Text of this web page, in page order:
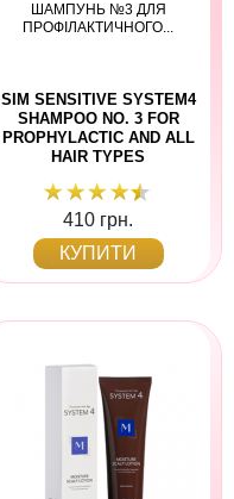
ШАМПУНЬ №3 ДЛЯ
ПРОФІЛАКТИЧНОГО...
SIM SENSITIVE SYSTEM4
SHAMPOO NO. 3 FOR
PROPHYLACTIC AND ALL
HAIR TYPES
410 грн.
КУПИТИ